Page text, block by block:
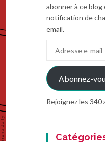
abonner à ce
notification de
email.
mail
Abonnez-
Rejoignez les